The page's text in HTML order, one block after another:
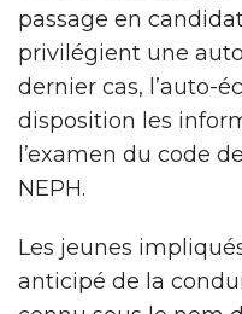
passage en
privilégient une
dernier cas, l’auto-
disposition les
l’examen du code
NEPH.
Les jeunes
anticipé de la